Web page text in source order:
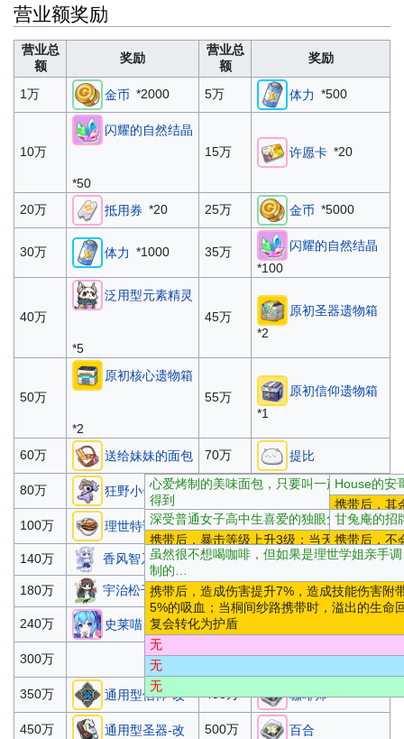
营业额奖励
营业总
额
奖励
营业总
额
奖励
1万 金币 *2000 5万 体力 *500
10万
闪耀的自然结晶
*50
15万 许愿卡 *20
20万 抵用券 *20 25万 金币 *5000
30万 体力 *1000 35万
闪耀的自然结晶
*100
40万
泛用型元素精灵
*5
45万
原初圣器遗物箱
*2
50万
原初核心遗物箱
*2
55万
原初信仰遗物箱
*1
60万
送给妹妹的面包
心爱烤制的美味面包，只要叫一声姐姐就可以
得到
携带后，开场时给予一个20%的护盾，护盾存
在时造成伤害提升5%；当保登心爱携带时，
盾上升至30%，每回合恢复5%护盾
无
无
无
70万
提比
House的安
携带后，其
风智乃携带
无
无
无
80万
狂野小子
深受普通女子高中生喜爱的独眼兔玩偶
携带后，暴击等级上升3级；当天天座理世携
带时，暴击等级额外增加1级且己方暴击伤害
提升3%
无
无
无
90万
豆馅
甘兔庵的招
携带后，不
带时，会对
无
无
100万
理世特调咖啡
虽然很不想喝咖啡，但如果是理世学姐亲手调
制的…
携带后，造成伤害提升7%，造成技能伤害附
5%的吸血；当桐间纱路携带时，溢出的生命
复会转化为护盾
无
无
无
120万 保登心爱贴纸
140万 香风智乃贴纸 160万 天天座理世贴纸
180万 宇治松千夜贴纸 200万 桐间纱路贴纸
240万 史莱喵 260万
300万 兔子与咖啡店
350万 通用型信仰-改 400万 咖啡师
450万 通用型圣器-改 500万 百合